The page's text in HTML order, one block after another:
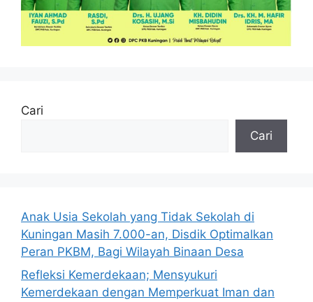
Cari
Cari
Anak Usia Sekolah yang Tidak Sekolah di
Kuningan Masih 7.000-an, Disdik Optimalkan
Peran PKBM, Bagi Wilayah Binaan Desa
Refleksi Kemerdekaan; Mensyukuri
Kemerdekaan dengan Memperkuat Iman dan